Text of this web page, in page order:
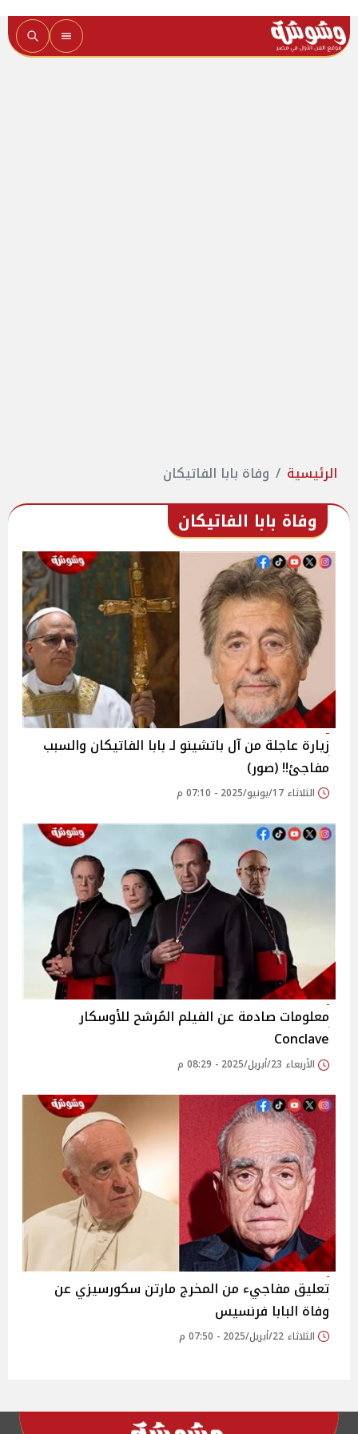
الرئيسية وفاة بابا الفاتيكان
وفاة بابا الفاتيكان
زيارة عاجلة من آل باتشينو لـ بابا الفاتيكان والسبب
مفاجئ!! (صور)
الثلاثاء 17/يونيو/2025 - 07:10 م
معلومات صادمة عن الفيلم المُرشح للأوسكار
Conclave
الأربعاء 23/أبريل/2025 - 08:29 م
تعليق مفاجيء من المخرج مارتن سكورسيزي عن
وفاة البابا فرنسيس
الثلاثاء 22/أبريل/2025 - 07:50 م